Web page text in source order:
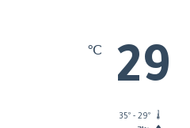
29
℃
35º - 29º